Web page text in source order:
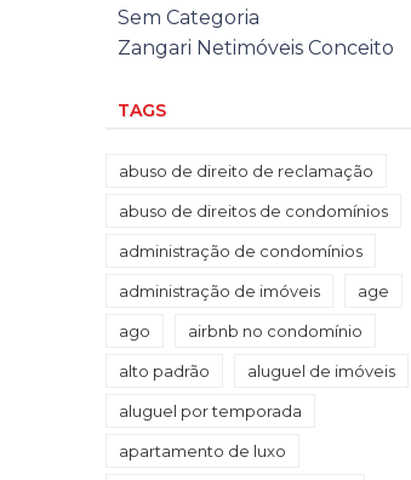
Sem Categoria
Zangari Netimóveis Conceito
TAGS
abuso de direito de reclamação
abuso de direitos de condomínios
administração de condomínios
administração de imóveis age
ago airbnb no condomínio
alto padrão aluguel de imóveis
aluguel por temporada
apartamento de luxo